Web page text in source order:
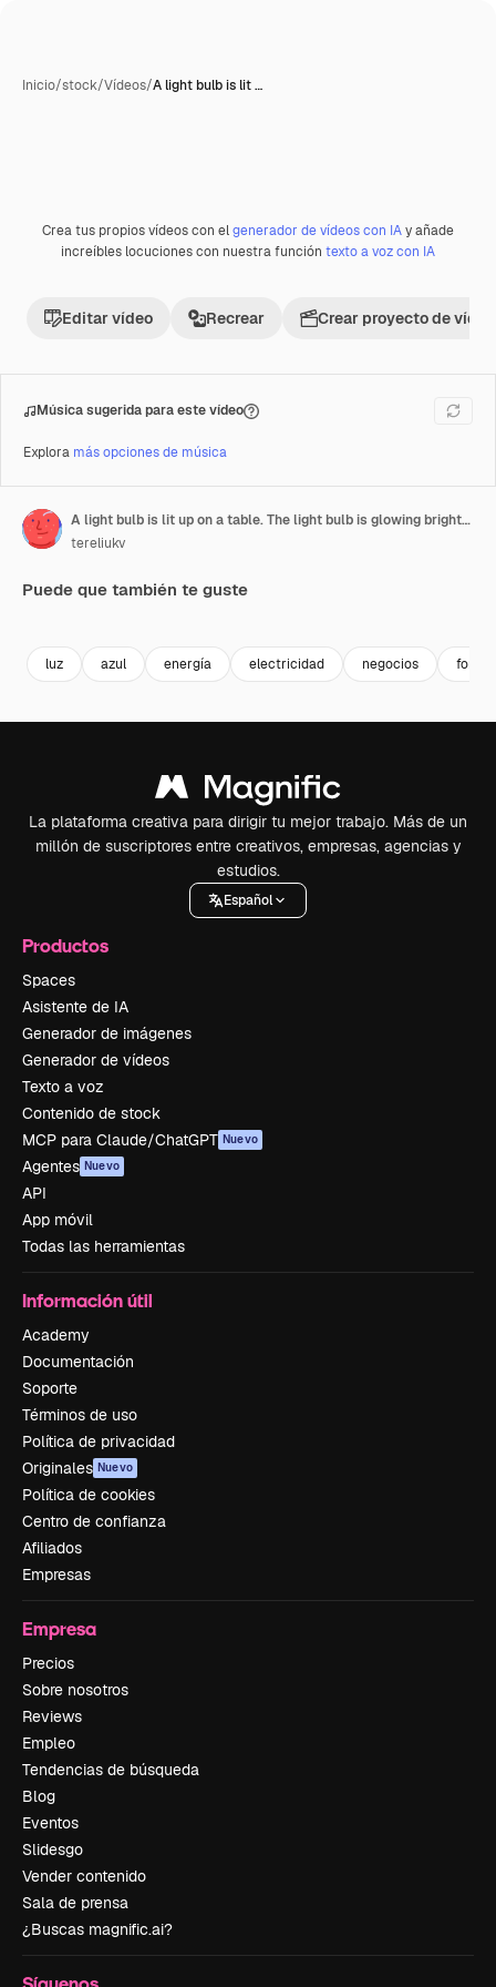
Inicio/stock/Vídeos/A light bulb is lit …
PremiumGenerada con IA
Crea tus propios vídeos con elgenerador de vídeos con IAy añade
increíbles locuciones con nuestra función texto a voz con IA
Editar vídeo Recrear Crear proyecto de vídeo
Música sugerida para este vídeo
Explora más opciones de música
A light bulb is lit up on a table. The light bulb is glowing brightly and is surrounded by a colorful background
tereliukv
Puede que también te guste
luz azul energía electricidad negocios fondo
La plataforma creativa para dirigir tu mejor trabajo. Más de un
millón de suscriptores entre creativos, empresas, agencias y
estudios.
Español
Productos
Spaces
Asistente de IA
Generador de imágenes
Generador de vídeos
Texto a voz
Contenido de stock
MCP para Claude/ChatGPT Nuevo
Agentes Nuevo
API
App móvil
Todas las herramientas
Información útil
Academy
Documentación
Soporte
Términos de uso
Política de privacidad
Originales Nuevo
Política de cookies
Centro de confianza
Afiliados
Empresas
Empresa
Precios
Sobre nosotros
Reviews
Empleo
Tendencias de búsqueda
Blog
Eventos
Slidesgo
Vender contenido
Sala de prensa
¿Buscas magnific.ai?